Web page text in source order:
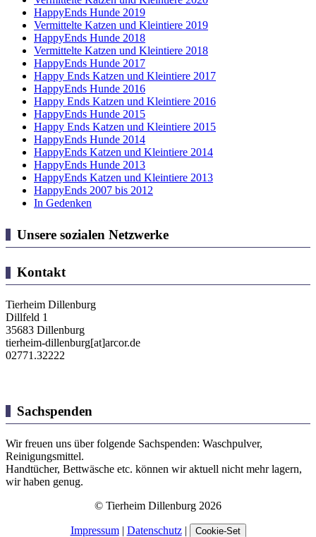
HappyEnds Hunde 2019
Vermittelte Katzen und Kleintiere 2019
HappyEnds Hunde 2018
Vermittelte Katzen und Kleintiere 2018
HappyEnds Hunde 2017
Happy Ends Katzen und Kleintiere 2017
HappyEnds Hunde 2016
Happy Ends Katzen und Kleintiere 2016
HappyEnds Hunde 2015
Happy Ends Katzen und Kleintiere 2015
HappyEnds Hunde 2014
HappyEnds Katzen und Kleintiere 2014
HappyEnds Hunde 2013
HappyEnds Katzen und Kleintiere 2013
HappyEnds 2007 bis 2012
In Gedenken
Unsere sozialen Netzwerke
Kontakt
Tierheim Dillenburg
Dillfeld 1
35683 Dillenburg
tierheim-dillenburg[at]arcor.de
02771.32222
Sachspenden
Wir freuen uns über folgende Sachspenden: Waschpulver,
Reinigungsmittel.
Handtücher, Bettwäsche etc. können wir aktuell nicht mehr lagern,
wir haben genug.
© Tierheim Dillenburg 2026
Impressum| Datenschutz| Cookie-Set